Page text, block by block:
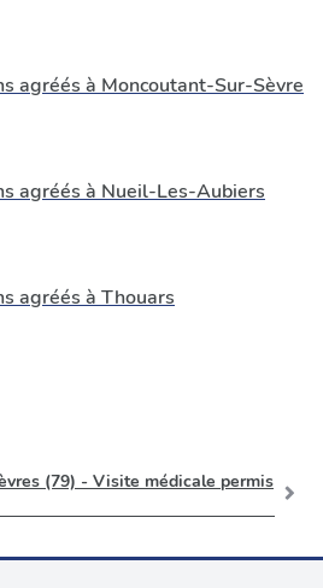
agréés à Moncoutant-Sur-Sèvre
agréés à Nueil-Les-Aubiers
agréés à Thouars
(79) - Visite médicale permis